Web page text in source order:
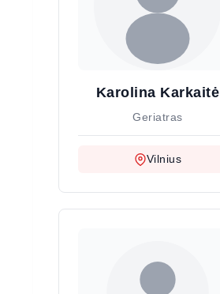
Karolina Karkaitė
Geriatras
Vilnius